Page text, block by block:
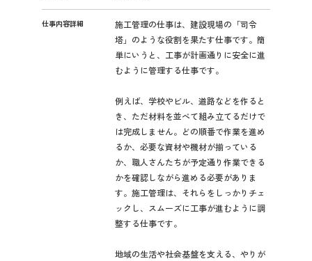
仕事内容詳細
施工管理の仕事は、建設現場の「司令
塔」のような役割を果たす仕事です。簡
単にいうと、工事が計画通りに安全に進
むように管理する仕事です。
例えば、学校やビル、道路などを作ると
き、ただ材料を並べて組み立てるだけで
は完成しません。どの順番で作業を進め
るか、必要な資材や機材が揃っている
か、職人さんたちが予定通り作業できる
かを確認しながら進める必要がありま
す。施工管理は、それらをしっかりチェ
ックし、スムーズに工事が進むように調
整する仕事です。
地域の生活や社会基盤を支える、やりが